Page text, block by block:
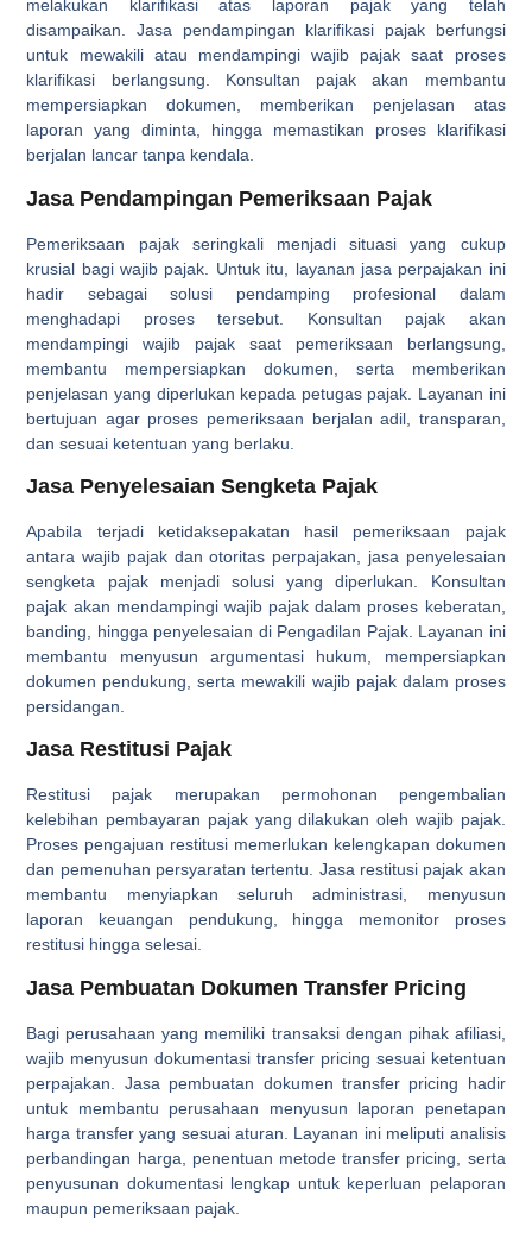
melakukan klarifikasi atas laporan pajak yang telah
disampaikan. Jasa pendampingan klarifikasi pajak berfungsi
untuk mewakili atau mendampingi wajib pajak saat proses
klarifikasi berlangsung. Konsultan pajak akan membantu
mempersiapkan dokumen, memberikan penjelasan atas
laporan yang diminta, hingga memastikan proses klarifikasi
berjalan lancar tanpa kendala.
Jasa Pendampingan Pemeriksaan Pajak
Pemeriksaan pajak seringkali menjadi situasi yang cukup
krusial bagi wajib pajak. Untuk itu, layanan jasa perpajakan ini
hadir sebagai solusi pendamping profesional dalam
menghadapi proses tersebut. Konsultan pajak akan
mendampingi wajib pajak saat pemeriksaan berlangsung,
membantu mempersiapkan dokumen, serta memberikan
penjelasan yang diperlukan kepada petugas pajak. Layanan ini
bertujuan agar proses pemeriksaan berjalan adil, transparan,
dan sesuai ketentuan yang berlaku.
Jasa Penyelesaian Sengketa Pajak
Apabila terjadi ketidaksepakatan hasil pemeriksaan pajak
antara wajib pajak dan otoritas perpajakan, jasa penyelesaian
sengketa pajak menjadi solusi yang diperlukan. Konsultan
pajak akan mendampingi wajib pajak dalam proses keberatan,
banding, hingga penyelesaian di Pengadilan Pajak. Layanan ini
membantu menyusun argumentasi hukum, mempersiapkan
dokumen pendukung, serta mewakili wajib pajak dalam proses
persidangan.
Jasa Restitusi Pajak
Restitusi pajak merupakan permohonan pengembalian
kelebihan pembayaran pajak yang dilakukan oleh wajib pajak.
Proses pengajuan restitusi memerlukan kelengkapan dokumen
dan pemenuhan persyaratan tertentu. Jasa restitusi pajak akan
membantu menyiapkan seluruh administrasi, menyusun
laporan keuangan pendukung, hingga memonitor proses
restitusi hingga selesai.
Jasa Pembuatan Dokumen Transfer Pricing
Bagi perusahaan yang memiliki transaksi dengan pihak afiliasi,
wajib menyusun dokumentasi transfer pricing sesuai ketentuan
perpajakan. Jasa pembuatan dokumen transfer pricing hadir
untuk membantu perusahaan menyusun laporan penetapan
harga transfer yang sesuai aturan. Layanan ini meliputi analisis
perbandingan harga, penentuan metode transfer pricing, serta
penyusunan dokumentasi lengkap untuk keperluan pelaporan
maupun pemeriksaan pajak.